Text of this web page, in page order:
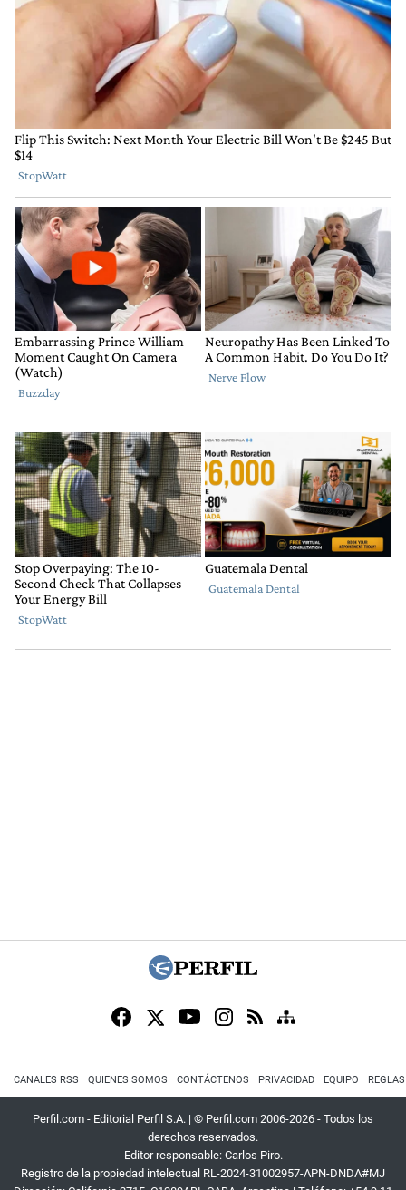
CANALES RSS QUIENES SOMOS CONTÁCTENOS PRIVACIDAD EQUIPO
Perfil.com - Editorial Perfil S.A. | © Perfil.com 2006-2026 - Todos los
derechos reservados.
Editor responsable: Carlos Piro.
Registro de la propiedad intelectual RL-2024-31002957-APN-DNDA#MJ